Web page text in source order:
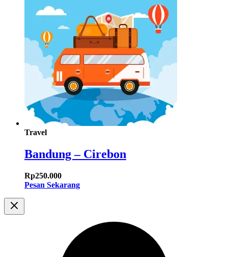
Travel
Bandung – Cirebon
Rp250.000
Pesan Sekarang